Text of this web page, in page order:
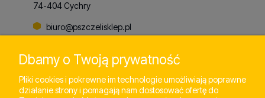
74-404 Cychry
biuro@pszczelisklep.pl
Dbamy o Twoją prywatność
Pliki cookies i pokrewne im technologie umożliwiają poprawne
działanie strony i pomagają nam dostosować ofertę do